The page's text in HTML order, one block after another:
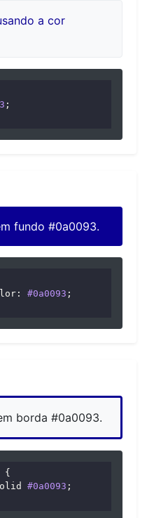
a cor
;
fundo #0a0093.
: #0a0093 ;
borda #0a0093.
{
#0a0093 ;